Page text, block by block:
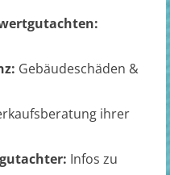
Gebäudeschäden &
ihrer
Infos zu